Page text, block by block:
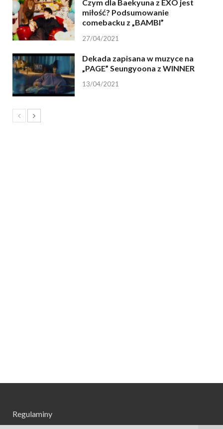
Czym dla Baekyuna z EXO jest
miłość? Podsumowanie
comebacku z „BAMBI”
27/04/2021
Dekada zapisana w muzyce na
„PAGE” Seungyoona z WINNER
13/04/2021
Regulaminy